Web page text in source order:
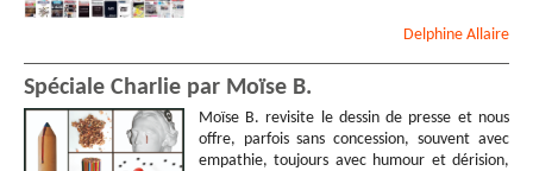
Delphine Allaire
Spéciale Charlie par Moïse B.
Moïse B. revisite le dessin de presse et nous
offre, parfois sans concession, souvent avec
empathie, toujours avec humour et dérision,